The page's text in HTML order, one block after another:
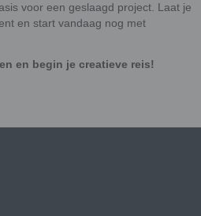
voor een geslaagd project. Laat je
en start vandaag nog met
en begin je creatieve reis!